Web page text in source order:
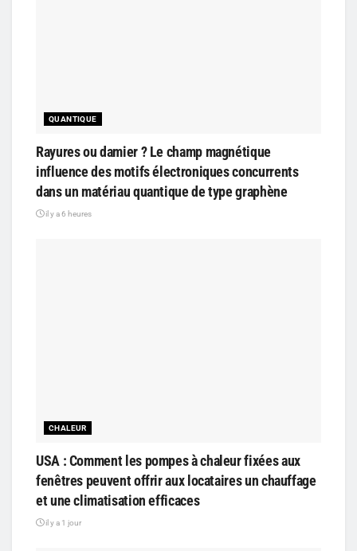
QUANTIQUE
Rayures ou damier ? Le champ magnétique
influence des motifs électroniques concurrents
dans un matériau quantique de type graphène
il y a 6 heures
CHALEUR
USA : Comment les pompes à chaleur fixées aux
fenêtres peuvent offrir aux locataires un chauffage
et une climatisation efficaces
il y a 1 jour